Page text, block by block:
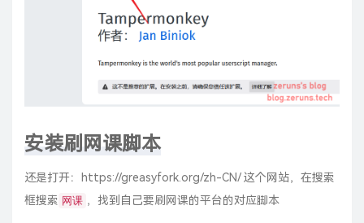
安装刷网课脚本
还是打开： https://greasyfork.org/zh-CN/这个网站，在搜索
框搜索 网课 ，找到自己要刷网课的平台的对应脚本